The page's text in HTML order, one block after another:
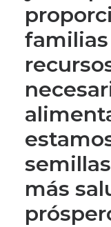
familias
más